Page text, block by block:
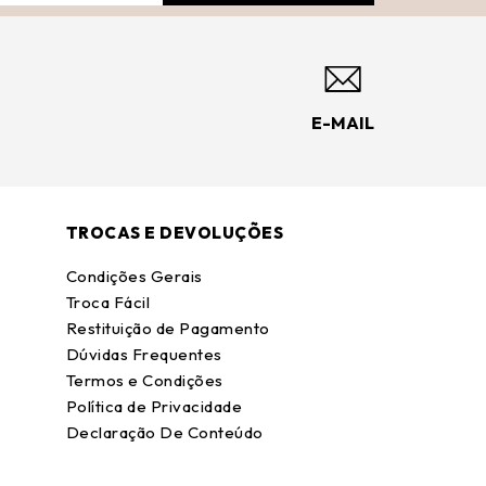
E-MAIL
TROCAS E DEVOLUÇÕES
Condições Gerais
Troca Fácil
Restituição de Pagamento
Dúvidas Frequentes
Termos e Condições
Política de Privacidade
Declaração De Conteúdo